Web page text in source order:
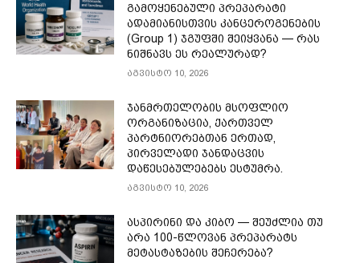
გამოყენებული პრეპარატი
ადამიანისთვის კანცეროგენების
(Group 1) ჯგუფში შეიყვანა — რას
ნიშნავს ეს რეალურად?
აგვისტო 10, 2026
ჯანმრთელობის მსოფლიო
ორგანიზაცია, ქართველ
პარტნიორებთან ერთად,
პირველადი ჯანდაცვის
დაწესებულებებს ესტუმრა.
აგვისტო 10, 2026
ასპირინი და კიბო — შეუძლია თუ
არა 100-წლოვან პრეპარატს
მეტასტაზების შეჩერება?